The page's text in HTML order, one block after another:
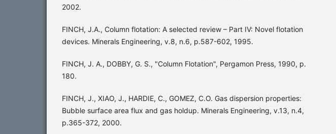
2002.
FINCH, J.A., Column flotation: A selected review – Part IV: Novel flotation
devices. Minerals Engineering, v.8, n.6, p.587-602, 1995.
FINCH, J. A., DOBBY, G. S., "Column Flotation", Pergamon Press, 1990, p.
180.
FINCH, J., XIAO, J., HARDIE, C., GOMEZ, C.O. Gas dispersion properties:
Bubble surface area flux and gas holdup. Minerals Engineering, v.13, n.4,
p.365-372, 2000.